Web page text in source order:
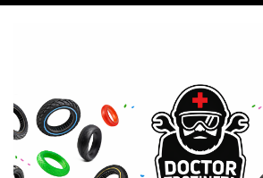
https://www.doctortrotineta.ro/electrica
Motoare
Cabluri
BMS